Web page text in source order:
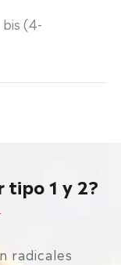
(4-
tipo 1 y 2?
radicales